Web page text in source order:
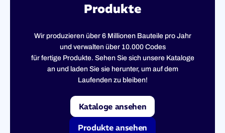
Produkte
Wir produzieren über 6 Millionen Bauteile pro Jahr
und verwalten über 10.000 Codes
für fertige Produkte. Sehen Sie sich unsere Kataloge
an und laden Sie sie herunter, um auf dem
Laufenden zu bleiben!
Kataloge ansehen
Produkte ansehen